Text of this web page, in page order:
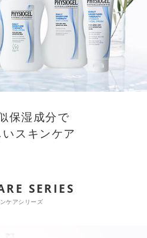
CNP Laboratory（国内正規品）
ポイントメイク
保湿成分で
いスキンケア
SERIES
ケアシリーズ